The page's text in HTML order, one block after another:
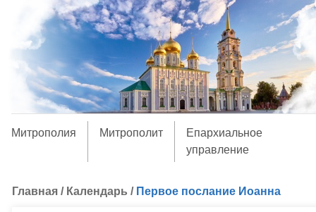
Митрополия Митрополит
Епархиальное
управление
Главная / Календарь / Первое послание Иоанна